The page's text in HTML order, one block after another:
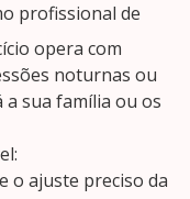
profissional de
opera com
noturnas ou
sua família ou os
o ajuste preciso da